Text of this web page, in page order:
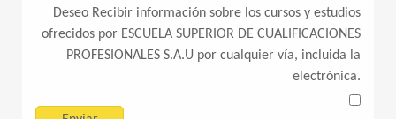
Deseo Recibir información sobre los cursos y estudios
ofrecidos por ESCUELA SUPERIOR DE CUALIFICACIONES
PROFESIONALES S.A.U por cualquier vía, incluida la
electrónica.